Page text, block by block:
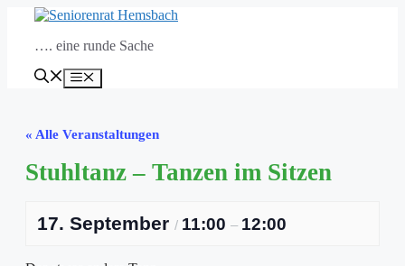
springen…. eine runde Sache
Menü
« Alle Veranstaltungen
Stuhltanz – Tanzen im Sitzen
17. September / 11:00 – 12:00